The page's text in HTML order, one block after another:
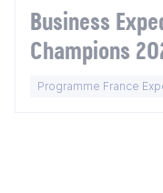
Business
Champions
Programme France